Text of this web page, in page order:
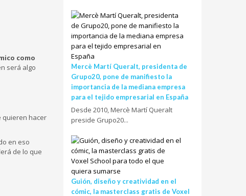
como
será algo
quieren hacer
en eso
de lo que
Mercè Martí Queralt, presidenta de
Grupo20, pone de manifiesto la
importancia de la mediana empresa
para el tejido empresarial en España
Desde 2010, Mercè Martí Queralt
preside Grupo20...
Guión, diseño y creatividad en el
cómic, la masterclass gratis de Voxel